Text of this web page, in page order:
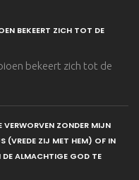
BEKEERT ZICH TOT DE
bekeert zich tot de
VERWORVEN ZONDER MIJN
(VREDE ZIJ MET HEM) OF IN
DE ALMACHTIGE GOD TE